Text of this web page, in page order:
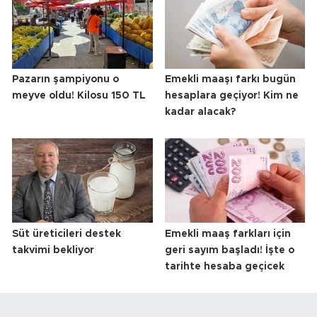
Pazarın şampiyonu o
meyve oldu! Kilosu 150 TL
Emekli maaşı farkı bugün
hesaplara geçiyor! Kim ne
kadar alacak?
Süt üreticileri destek
takvimi bekliyor
Emekli maaş farkları için
geri sayım başladı! İşte o
tarihte hesaba geçicek